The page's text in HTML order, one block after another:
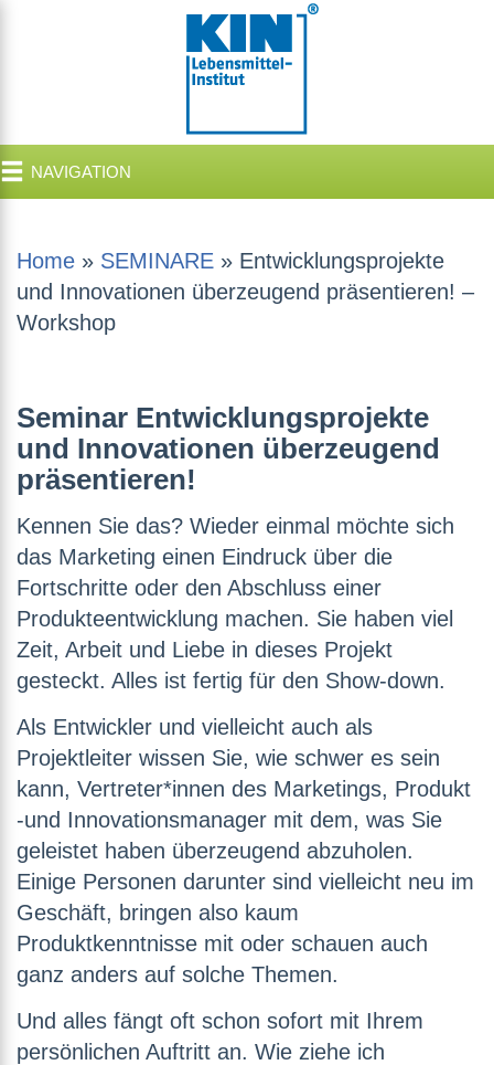
NAVIGATION
Home » SEMINARE » Entwicklungsprojekte
und Innovationen überzeugend präsentieren! –
Workshop
Seminar Entwicklungsprojekte
und Innovationen überzeugend
präsentieren!
Kennen Sie das? Wieder einmal möchte sich
das Marketing einen Eindruck über die
Fortschritte oder den Abschluss einer
Produkteentwicklung machen. Sie haben viel
Zeit, Arbeit und Liebe in dieses Projekt
gesteckt. Alles ist fertig für den Show-down.
Als Entwickler und vielleicht auch als
Projektleiter wissen Sie, wie schwer es sein
kann, Vertreter*innen des Marketings, Produkt
-und Innovationsmanager mit dem, was Sie
geleistet haben überzeugend abzuholen.
Einige Personen darunter sind vielleicht neu im
Geschäft, bringen also kaum
Produktkenntnisse mit oder schauen auch
ganz anders auf solche Themen.
Und alles fängt oft schon sofort mit Ihrem
persönlichen Auftritt an. Wie ziehe ich